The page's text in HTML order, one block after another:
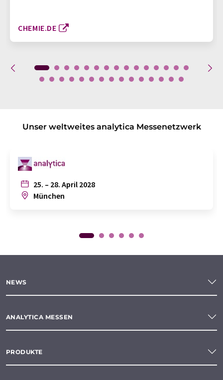
CHEMIE.DE
Unser weltweites analytica Messenetzwerk
25. – 28. April 2028
München
NEWS
ANALYTICA MESSEN
PRODUKTE